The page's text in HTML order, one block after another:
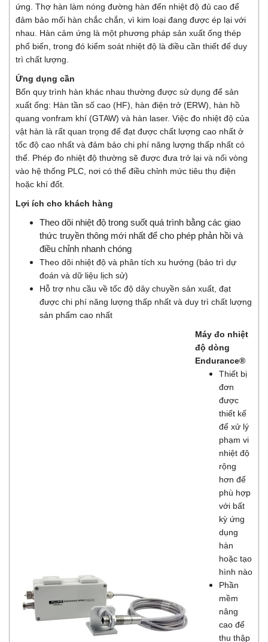
ứng. Thợ hàn làm nóng đường hàn đến nhiệt độ đủ cao để
đảm bảo mối hàn chắc chắn, vì kim loại đang được ép lại với
nhau. Hàn cảm ứng là một phương pháp sản xuất ống thép
phổ biến, trong đó kiểm soát nhiệt độ là điều cần thiết để duy
trì chất lượng.
Ứng dụng cần
Bốn quy trình hàn khác nhau thường được sử dụng để sản
xuất ống: Hàn tần số cao (HF), hàn điện trở (ERW), hàn hồ
quang vonfram khí (GTAW) và hàn laser. Việc đo nhiệt độ của
vật hàn là rất quan trọng để đạt được chất lượng cao nhất ở
tốc độ cao nhất và đảm bảo chi phí năng lượng thấp nhất có
thể. Phép đo nhiệt độ thường sẽ được đưa trở lại và nối vòng
vào hệ thống PLC, nơi có thể điều chỉnh mức tiêu thụ điện
hoặc khí đốt.
Lợi ích cho khách hàng
Theo dõi nhiệt độ trong suốt quá trình bằng các giao
thức truyền thông mới nhất để cho phép phản hồi và
điều chỉnh nhanh chóng
Theo dõi nhiệt độ và phân tích xu hướng (bảo trì dự
đoán và dữ liệu lịch sử)
Hỗ trợ nhu cầu về tốc độ dây chuyền sản xuất, đạt
được chi phí năng lượng thấp nhất và duy trì chất lượng
sản phẩm cao nhất
Máy đo nhiệt
độ dòng
Endurance®
Thiết bị
đơn
được
thiết kế
để xử lý
phạm vi
nhiệt độ
rộng
hơn để
phù hợp
với bất
kỳ ứng
dụng
hàn
hoặc tạo
hình nào
Phần
mềm
nâng
cao để
thu thập